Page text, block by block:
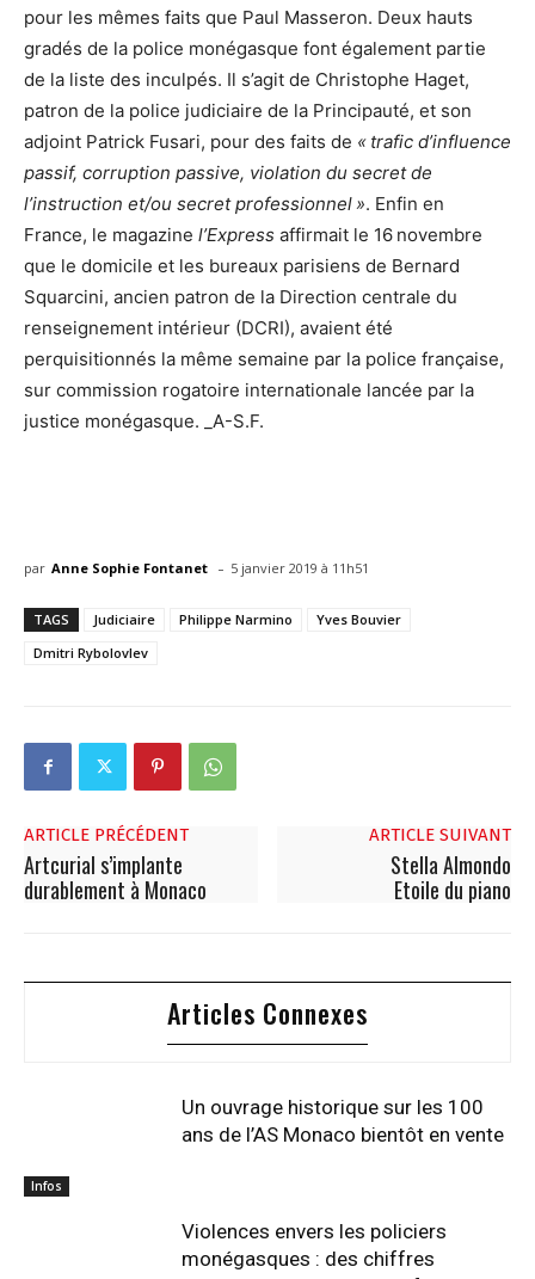
pour les mêmes faits que Paul Masseron. Deux hauts
gradés de la police monégasque font également partie
de la liste des inculpés. Il s’agit de Christophe Haget,
patron de la police judiciaire de la Principauté, et son
adjoint Patrick Fusari, pour des faits de « trafic d’influence
passif, corruption passive, violation du secret de
l’instruction et/ou secret professionnel ». Enfin en
France, le magazine l’Express affirmait le 16 novembre
que le domicile et les bureaux parisiens de Bernard
Squarcini, ancien patron de la Direction centrale du
renseignement intérieur (DCRI), avaient été
perquisitionnés la même semaine par la police française,
sur commission rogatoire internationale lancée par la
justice monégasque. _A-S.F.
par Anne Sophie Fontanet - 5 janvier 2019 à 11h51
TAGS Judiciaire Philippe Narmino
Yves Bouvier
Dmitri Rybolovlev
ARTICLE PRÉCÉDENT
Artcurial s’implante
durablement à Monaco
ARTICLE SUIVANT
Stella Almondo
Etoile du piano
Articles Connexes
Infos
Un ouvrage historique sur les 100
ans de l’AS Monaco bientôt en vente
Violences envers les policiers
monégasques : des chiffres